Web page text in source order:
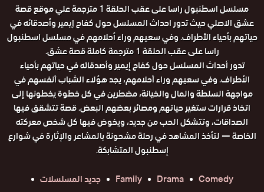
مسلسل اسطنبول راسا على عقب الحلقة 1 مترجمة علي موقع قصة
عشق الاصلي حيث تدور احداث المسلسل حول كفاح إيمير وأصدقائه في
حياتهم بأحياء الأطراف. وفي سعيهم وراء أحلامهم في مسلسل اسطنبول
راسا على عقب الحلقة 1 مترجمة كاملة قصة عشق.
تدور أحداث المسلسل حول كفاح إيمير وأصدقائه في حياتهم بأحياء
الأطراف. وفي سعيهم وراء أحلامهم، يجد هؤلاء الشباب أنفسهم في
مواجهة السلطة والمال والخيانة، مضطرين في كل خطوة يخطونها إلى
اتخاذ قرارات ستغير حياتهم ومصائر بعضهم البعض. قصة تتشقق فيها
الصداقات، وتتشكل الحب من جديد، ويخوض فيها كل شخص معركته
الخاصة — لتأخذ المشاهد في رحلة مشحونة بالمشاعر والإثارة في شوارع
إسطنبول المتشابكة.
Comedy
Drama
Family
جديد المسلسلات